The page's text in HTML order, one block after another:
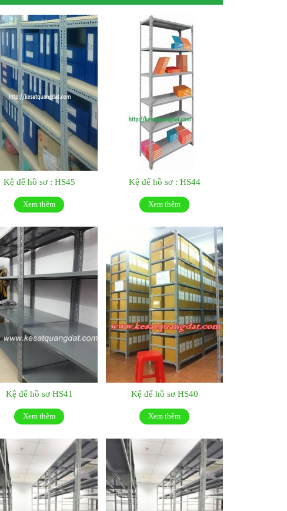
Kệ để hồ sơ : HS45
Xem thêm
Kệ để hồ sơ : HS44
Xem thêm
Kệ để hồ sơ HS41
Xem thêm
Kệ để hồ sơ HS40
Xem thêm